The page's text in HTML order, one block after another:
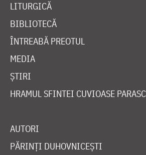
LITURGICĂ
BIBLIOTECĂ
ÎNTREABĂ PREOTUL
MEDIA
ȘTIRI
HRAMUL SFINTEI CUVIOASE
AUTORI
PĂRINȚI DUHOVNICEȘTI